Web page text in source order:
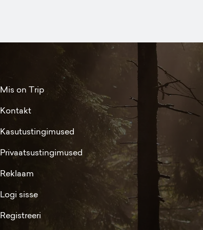
Mis on Trip
Kontakt
Kasutustingimused
Privaatsustingimused
Reklaam
Logi sisse
Registreeri